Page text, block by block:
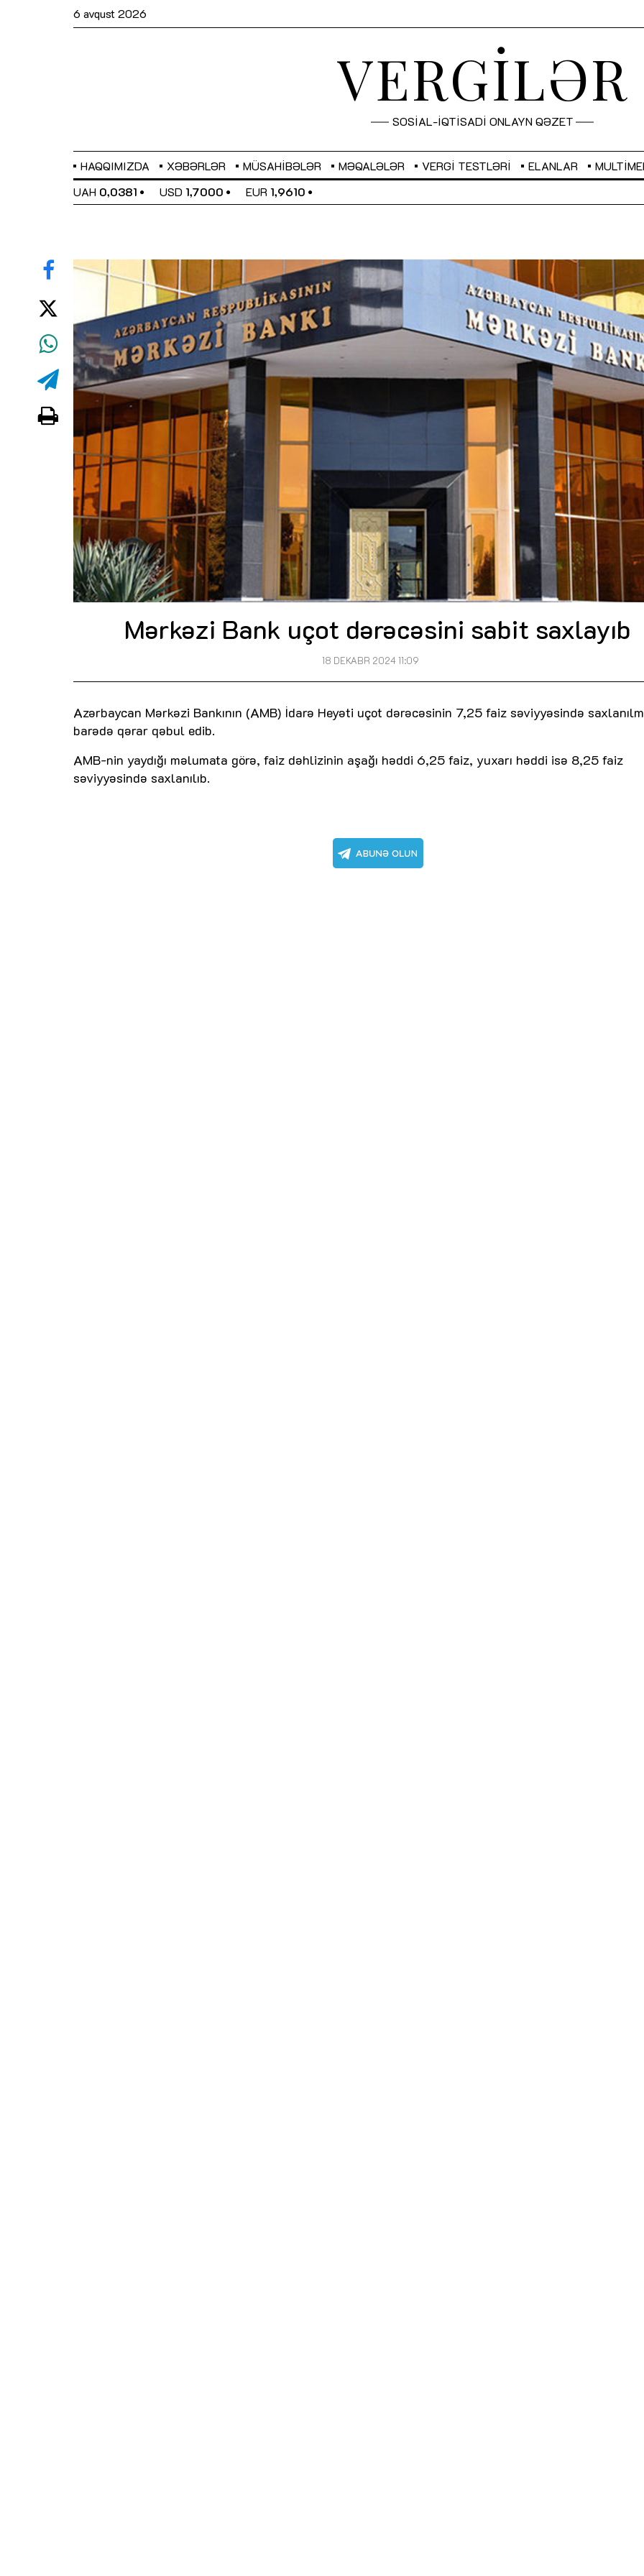
6 avqust 2026
VERGİLƏR
SOSİAL-İQTİSADİ ONLAYN QƏZET
HAQQIMIZDA XƏBƏRLƏR MÜSAHIBƏLƏR MƏQALƏLƏR VERGI TESTLƏRI ELANLAR
UAH 0,0381 USD 1,7000 EUR 1,9610
Mərkəzi Bank uçot dərəcəsini sabit saxlayıb
18 DEKABR 2024 11:09
Azərbaycan Mərkəzi Bankının (AMB) İdarə Heyəti uçot dərəcəsinin 7,25 faiz səviyyəsində
barədə qərar qəbul edib.
AMB-nin yaydığı məlumata görə, faiz dəhlizinin aşağı həddi 6,25 faiz, yuxarı həddi isə 8,25 faiz
səviyyəsində saxlanılıb.
Sahibkarlıq fəaliyyəti üçün inklüziv
imkanlar yaradan vergi təşviqləri
MƏQALƏ
Dünya iqtisadiyyatında vergi
siyasətinin imperativləri
MƏQALƏ
Əvəz Quliyev: “Yumşaq keçid
qorunub saxlanılacaq”
MÜSAHİBƏ
Gülminə Məlikzadə: “Azərbaycan
Bacarıqlar Akseleratoru” ixtisaslaşmış
kadrların hazırlanmasını hədəfləyir”
“Düzgün
real iş və sistemli fəaliyyət
MÜSAHİBƏ
Nicat İmanov: "Vergi
dəyişikliklər sahibkarlıq
yaxşılaşdırılmasına
MÜSAHİBƏ
Aytən Kərimova:
inklüziv iş mühiti
öyrənən komanda
MÜSAHİBƏ
Azərbaycanda dövlət-özəl
çərçivəsində həyata
layihə
VİDEO
Aydın Hüseynov: “Əsrin
Azərbaycanın iqtisadi
təmin edən əsas
MÜSAHİBƏ